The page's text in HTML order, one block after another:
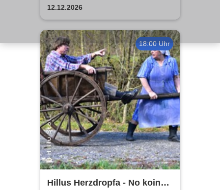
nur) für Kinder
12.12.2026
18:00 Uhr
Hillus Herzdropfa - No koin